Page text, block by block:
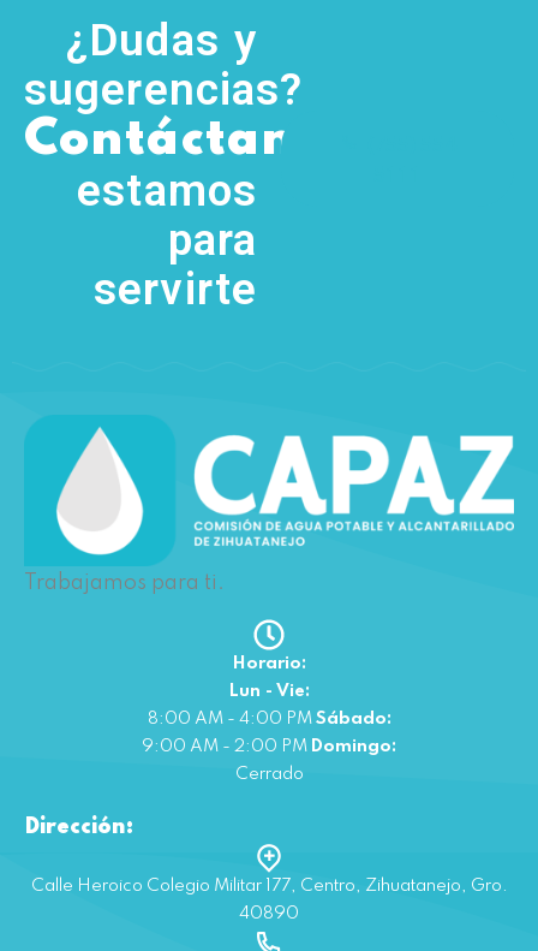
¿Dudas y
sugerencias?
Contáctanos
estamos
para
servirte
Trabajamos para ti.
Horario:
Lun - Vie:
8:00 AM - 4:00 PM Sábado:
9:00 AM - 2:00 PM Domingo:
Cerrado
Dirección:
Calle Heroico Colegio Militar 177, Centro, Zihuatanejo, Gro.
40890